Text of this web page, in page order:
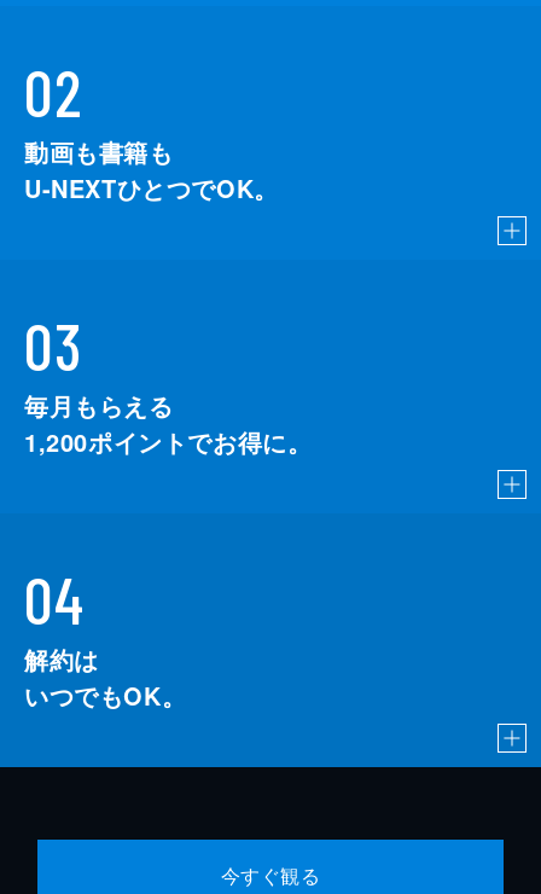
02
動画も書籍も
U-NEXTひとつでOK。
03
毎月もらえる
1,200ポイントでお得に。
04
解約は
いつでもOK。
今すぐ観る